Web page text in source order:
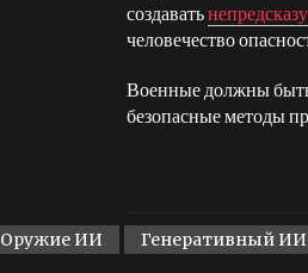
создавать
человечество
Военные должны
безопасные методы
Оружие ИИ Генеративный ИИ